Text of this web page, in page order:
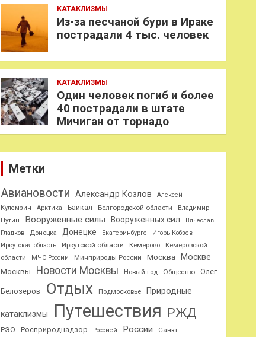
КАТАКЛИЗМЫ
Из-за песчаной бури в Ираке
пострадали 4 тыс. человек
КАТАКЛИЗМЫ
Один человек погиб и более
40 пострадали в штате
Мичиган от торнадо
Метки
Авиановости Александр Козлов
Алексей
Кулемзин
Арктика Байкал Белгородской области
Владимир
Путин
Вооруженные силы Вооруженных сил
Вячеслав
Гладков
Донецка Донецке Екатеринбурге
Игорь Кобзев
Иркутская область
Иркутской области Кемерово
Кемеровской
области
МЧС России Минприроды России Москва Москве
Москвы Новости Москвы Новый год Общество Олег
Белозеров Отдых Подмосковье Природные
катаклизмы Путешествия РЖД
РЭО Росприроднадзор Россией России
Санкт-